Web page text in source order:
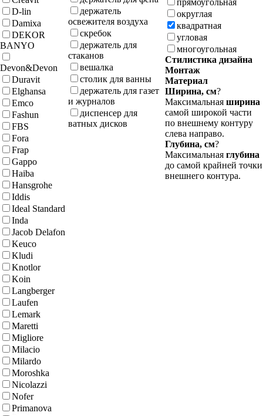
D-lin
Damixa
DEKOR
BANYO
Devon&Devon
Duravit
Elghansa
Emco
Fashun
FBS
Fora
Frap
Gappo
Haiba
Hansgrohe
Iddis
Ideal Standard
Inda
Jacob Delafon
Keuco
Kludi
Knotlor
Koin
Langberger
Laufen
Lemark
Maretti
Migliore
Milacio
Milardo
Moroshka
Nicolazzi
Nofer
Primanova
держатель
освежителя воздуха
скребок
держатель для
стаканов
вешалка
столик для ванны
держатель для газет
и журналов
диспенсер для
ватных дисков
округлая
квадратная
угловая
многоугольная
Стилистика дизайна
Монтаж
Материал
Ширина, см?
Максимальная ширина
самой широкой части
по внешнему контуру
слева направо.
Глубина, см?
Максимальная глубина
до самой крайней точки
внешнего контура.